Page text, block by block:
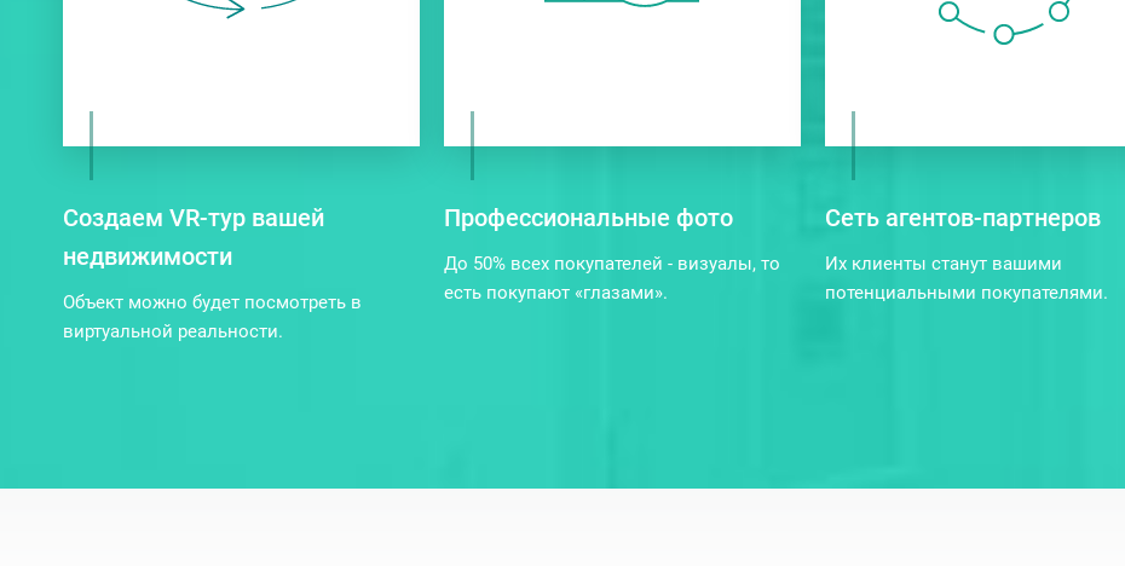
Создаем VR-тур вашей
недвижимости
Объект можно будет посмотреть в
виртуальной реальности.
Профессиональные фото
До 50% всех покупателей - визуалы, то
есть покупают «глазами».
Сеть агентов-партнеров
Их клиенты станут вашими
потенциальными покупателями.